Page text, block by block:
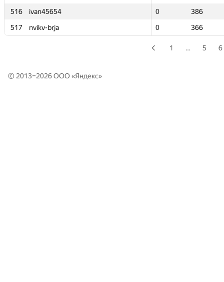
516
ivan45654 0
386
517
nvikv-brja 0 366
516
ivan45654 0
386
517
nvikv-brja 0 366
1 … 5 6
© 2013–2026 ООО «Яндекс»